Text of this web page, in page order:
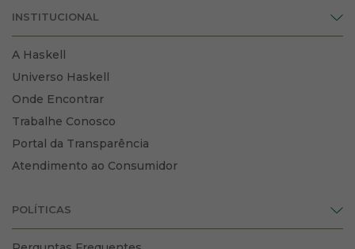
INSTITUCIONAL
A Haskell
Universo Haskell
Onde Encontrar
Trabalhe Conosco
Portal da Transparência
Atendimento ao Consumidor
POLÍTICAS